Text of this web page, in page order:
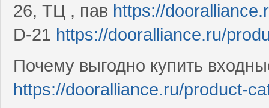
26, ТЦ , пав https://
D-21 https://dooralliance.ru/
Почему выгодно купить
https://dooralliance.ru/product-